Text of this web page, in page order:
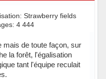
Strawberry fields
4 444
mais de toute façon, sur
la forêt, l'égalisation
tant l'équipe reculait